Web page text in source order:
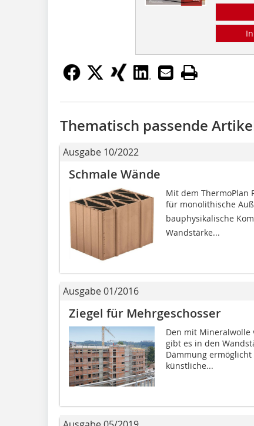
Thematisch passende
Ausgabe 10/2022
Schmale Wände
Mit dem ThermoPlan
für monolithische
bauphysikalische
Wandstärke...
Ausgabe 01/2016
Ziegel für Mehrgeschosser
Den mit Mineralwolle
gibt es in den
Dämmung
künstliche...